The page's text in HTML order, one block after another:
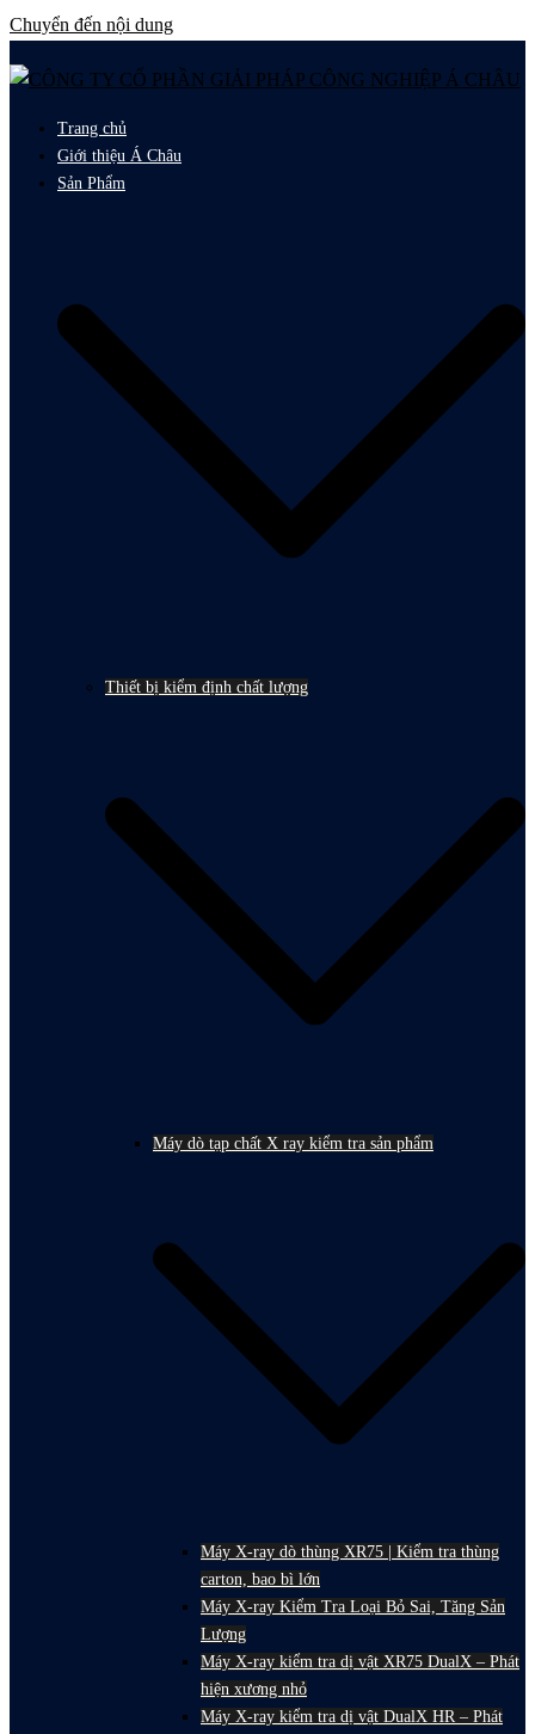
Chuyển đến nội dung
Trang chủ
Giới thiệu Á Châu
Sản Phẩm
Thiết bị kiểm định chất lượng
Máy dò tạp chất X ray kiểm tra sản phẩm
Máy X-ray dò thùng XR75 | Kiểm tra thùng
carton, bao bì lớn
Máy X-ray Kiểm Tra Loại Bỏ Sai, Tăng Sản
Lượng
Máy X-ray kiểm tra dị vật XR75 DualX – Phát
hiện xương nhỏ
Máy X-ray kiểm tra dị vật DualX HR – Phát